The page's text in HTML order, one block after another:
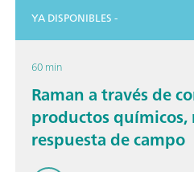
YA DISPONIBLES -
60 min
Raman a través de
productos
respuesta de campo